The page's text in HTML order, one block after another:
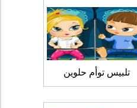
تلبيس توأم حلوين